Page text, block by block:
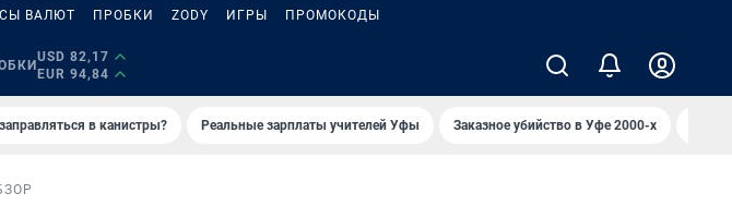
ВАЛЮТ ПРОБКИ ZODY ИГРЫ ПРОМОКОДЫ
USD 82,17
EUR 94,84
в канистры? Реальные зарплаты учителей Уфы Заказное убийство в Уфе 2000-х